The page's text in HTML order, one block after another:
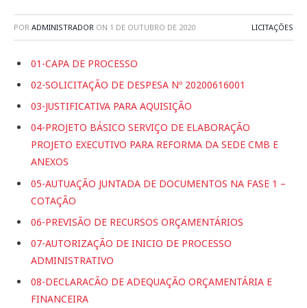
POR ADMINISTRADOR ON 1 DE OUTUBRO DE 2020 LICITAÇÕES
01-CAPA DE PROCESSO
02-SOLICITAÇÃO DE DESPESA Nº 20200616001
03-JUSTIFICATIVA PARA AQUISIÇÃO
04-PROJETO BÁSICO SERVIÇO DE ELABORAÇÃO
PROJETO EXECUTIVO PARA REFORMA DA SEDE CMB E
ANEXOS
05-AUTUAÇÃO JUNTADA DE DOCUMENTOS NA FASE 1 –
COTAÇÃO
06-PREVISÃO DE RECURSOS ORÇAMENTÁRIOS
07-AUTORIZAÇÃO DE INICIO DE PROCESSO
ADMINISTRATIVO
08-DECLARACÃO DE ADEQUAÇÃO ORÇAMENTÁRIA E
FINANCEIRA